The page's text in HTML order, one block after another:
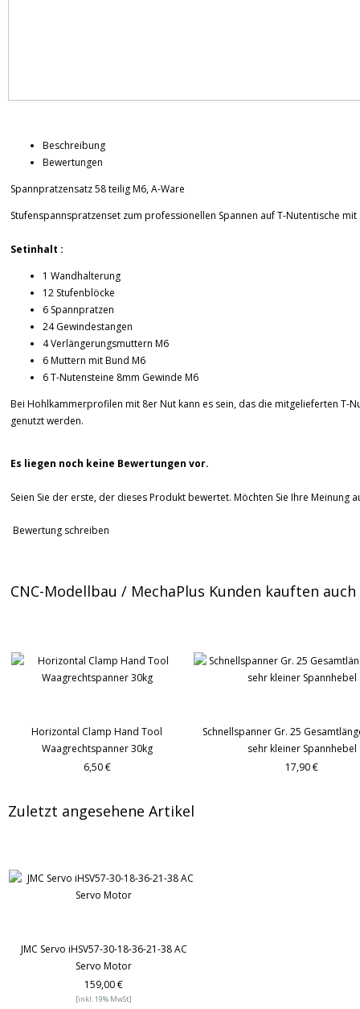
Beschreibung
Bewertungen
Spannpratzensatz 58 teilig M6, A-Ware
Stufenspannspratzenset zum professionellen Spannen auf T-Nutentische mit
Setinhalt :
1 Wandhalterung
12 Stufenblöcke
6 Spannpratzen
24 Gewindestangen
4 Verlängerungsmuttern M6
6 Muttern mit Bund M6
6 T-Nutensteine 8mm Gewinde M6
Bei Hohlkammerprofilen mit 8er Nut kann es sein, das die mitgelieferten T-
genutzt werden.
Es liegen noch keine Bewertungen vor.
Seien Sie der erste, der dieses Produkt bewertet. Möchten Sie Ihre Meinung
Bewertung schreiben
CNC-Modellbau / MechaPlus Kunden kauften auch
Horizontal Clamp Hand Tool
Waagrechtspanner 30kg
6,50 €
Schnellspanner Gr. 25
sehr kleiner Spannhebel
17,90 €
Zuletzt angesehene Artikel
JMC Servo iHSV57-30-18-36-21-38 AC
Servo Motor
159,00 €
[inkl. 19% MwSt]